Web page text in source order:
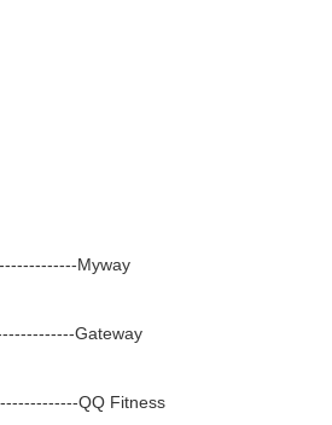
Myway
Gateway
QQ Fitness